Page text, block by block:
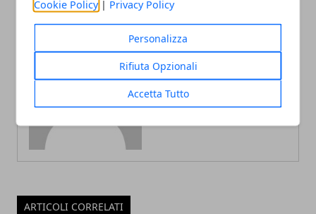
Cookie Policy | Privacy Policy
Personalizza
Rifiuta Opzionali
Accetta Tutto
Redazione
ARTICOLI CORRELATI